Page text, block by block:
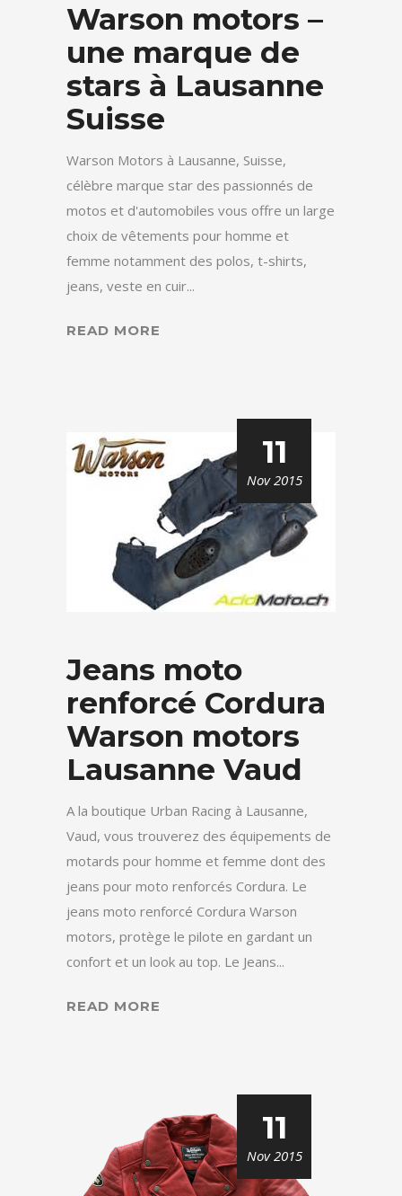
Warson motors –
une marque de
stars à Lausanne
Suisse
Warson Motors à Lausanne, Suisse,
célèbre marque star des passionnés de
motos et d'automobiles vous offre un large
choix de vêtements pour homme et
femme notamment des polos, t-shirts,
jeans, veste en cuir...
READ MORE
11
Nov 2015
Jeans moto
renforcé Cordura
Warson motors
Lausanne Vaud
A la boutique Urban Racing à Lausanne,
Vaud, vous trouverez des équipements de
motards pour homme et femme dont des
jeans pour moto renforcés Cordura. Le
jeans moto renforcé Cordura Warson
motors, protège le pilote en gardant un
confort et un look au top. Le Jeans...
READ MORE
11
Nov 2015